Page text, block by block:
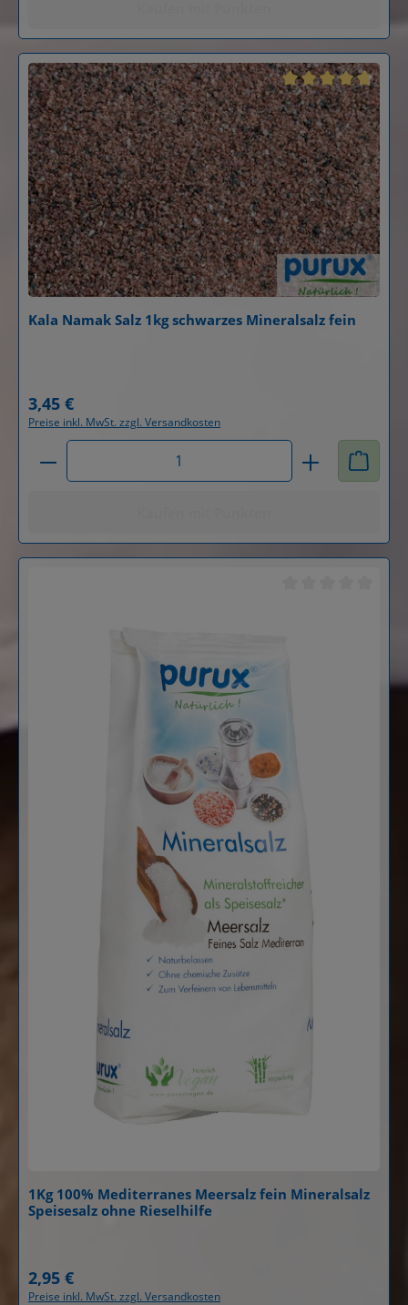
Durchschnittliche
Kala Namak Salz 1kg schwarzes Mineralsalz fein
Regulärer Preis:
3,45 €
Preise inkl. MwSt. zzgl. Versandkosten
Produkt Anzahl: Gib den gewünschten Wert
Details
1Kg 100% Mediterranes Meersalz fein Mineralsalz
Speisesalz ohne Rieselhilfe
Regulärer Preis:
2,95 €
Preise inkl. MwSt. zzgl. Versandkosten